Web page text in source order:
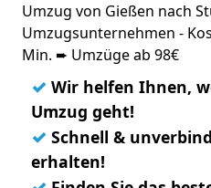
Umzug von Gießen nach
Umzugsunternehmen -
Min. ➨ Umzüge ab 98€
✓ Wir helfen Ihnen,
Umzug geht!
✓ Schnell &
erhalten!